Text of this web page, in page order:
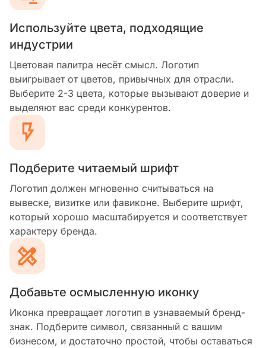
Используйте цвета, подходящие
индустрии
Цветовая палитра несёт смысл. Логотип
выигрывает от цветов, привычных для отрасли.
Выберите 2-3 цвета, которые вызывают доверие и
выделяют вас среди конкурентов.
Подберите читаемый шрифт
Логотип должен мгновенно считываться на
вывеске, визитке или фавиконе. Выберите шрифт,
который хорошо масштабируется и соответствует
характеру бренда.
Добавьте осмысленную иконку
Иконка превращает логотип в узнаваемый бренд-
знак. Подберите символ, связанный с вашим
бизнесом, и достаточно простой, чтобы оставаться